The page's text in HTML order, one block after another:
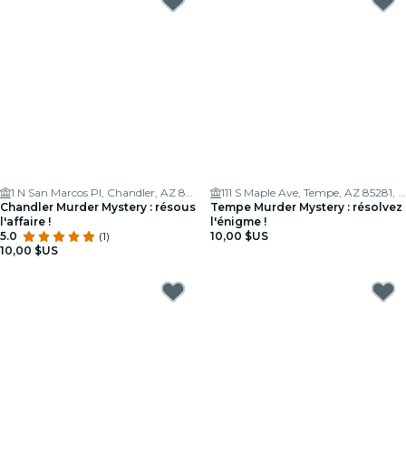
1 N San Marcos Pl, Chandler, AZ 85225, USA
Chandler Murder Mystery : résous
l'affaire !
5.0
(1)
10,00 $US
111 S Maple Ave, Tempe, AZ 85281, USA
Tempe Murder Mystery : résolvez
l'énigme !
10,00 $US